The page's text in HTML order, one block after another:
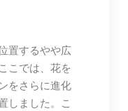
置するやや広
こでは、花を
をさらに進化
しました。こ